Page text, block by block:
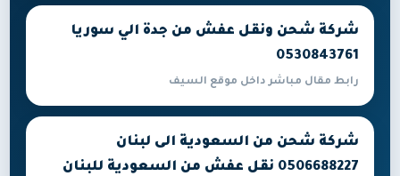
شركة شحن ونقل عفش من جدة الي سوريا
0530843761
رابط مقال مباشر داخل موقع السيف
شركة شحن من السعودية الى لبنان
0506688227 نقل عفش من السعودية للبنان